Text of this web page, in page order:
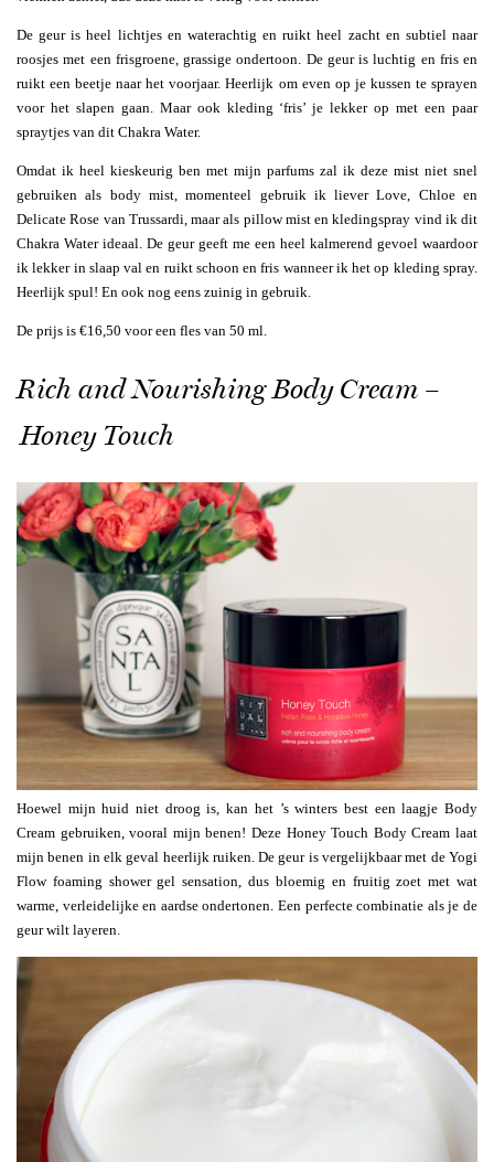
De geur is heel lichtjes en waterachtig en ruikt heel zacht en subtiel naar
roosjes met een frisgroene, grassige ondertoon. De geur is luchtig en fris en
ruikt een beetje naar het voorjaar. Heerlijk om even op je kussen te sprayen
voor het slapen gaan. Maar ook kleding ‘fris’ je lekker op met een paar
spraytjes van dit Chakra Water.
Omdat ik heel kieskeurig ben met mijn parfums zal ik deze mist niet snel
gebruiken als body mist, momenteel gebruik ik liever Love, Chloe en
Delicate Rose van Trussardi, maar als pillow mist en kledingspray vind ik dit
Chakra Water ideaal. De geur geeft me een heel kalmerend gevoel waardoor
ik lekker in slaap val en ruikt schoon en fris wanneer ik het op kleding spray.
Heerlijk spul! En ook nog eens zuinig in gebruik.
De prijs is €16,50 voor een fles van 50 ml.
Rich and Nourishing Body Cream –
Honey Touch
Hoewel mijn huid niet droog is, kan het ’s winters best een laagje Body
Cream gebruiken, vooral mijn benen! Deze Honey Touch Body Cream laat
mijn benen in elk geval heerlijk ruiken. De geur is vergelijkbaar met de Yogi
Flow foaming shower gel sensation, dus bloemig en fruitig zoet met wat
warme, verleidelijke en aardse ondertonen. Een perfecte combinatie als je de
geur wilt layeren.